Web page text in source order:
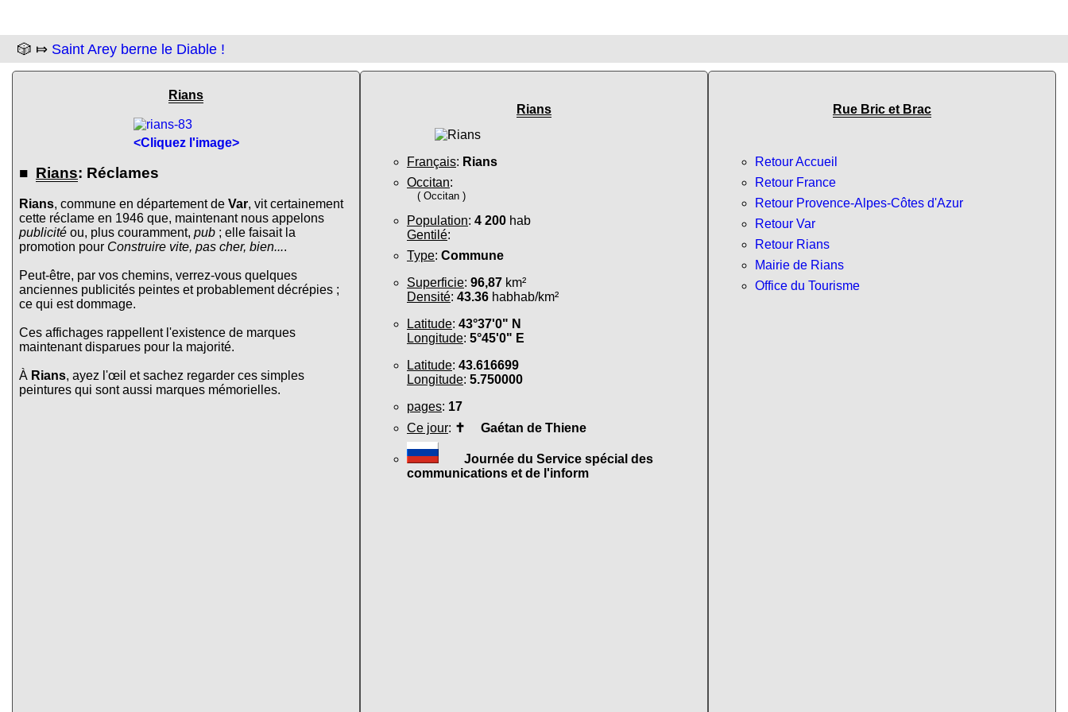
🎲 ⤇ Saint Arey berne le Diable !
Rians
<Cliquez l'image>
■ Rians: Réclames
Rians, commune en département de Var, vit certainement
cette réclame en 1946 que, maintenant nous appelons
publicité ou, plus couramment, pub ; elle faisait la
promotion pour Construire vite, pas cher, bien....
Peut-être, par vos chemins, verrez-vous quelques
anciennes publicités peintes et probablement décrépies ;
ce qui est dommage.
Ces affichages rappellent l'existence de marques
maintenant disparues pour la majorité.
À Rians, ayez l'œil et sachez regarder ces simples
peintures qui sont aussi marques mémorielles.
Rians
Français: Rians
Occitan:
( Occitan )
Population: 4 200 hab
Gentilé:
Type: Commune
Superficie: 96,87 km²
Densité: 43.36 habhab/km²
Latitude: 43°37'0" N
Longitude: 5°45'0" E
Latitude: 43.616699
Longitude: 5.750000
pages: 17
Ce jour: ✝ Gaétan de Thiene
Journée du Service spécial des
communications et de l'inform
Rue Bric et Brac
Retour Accueil
Retour France
Retour Provence-Alpes-Côtes d'Azur
Retour Var
Retour Rians
Mairie de Rians
Office du Tourisme